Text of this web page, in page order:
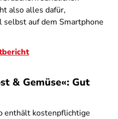
also alles dafür,
selbst auf dem Smartphone
& Gemüse«: Gut
enthält kostenpflichtige